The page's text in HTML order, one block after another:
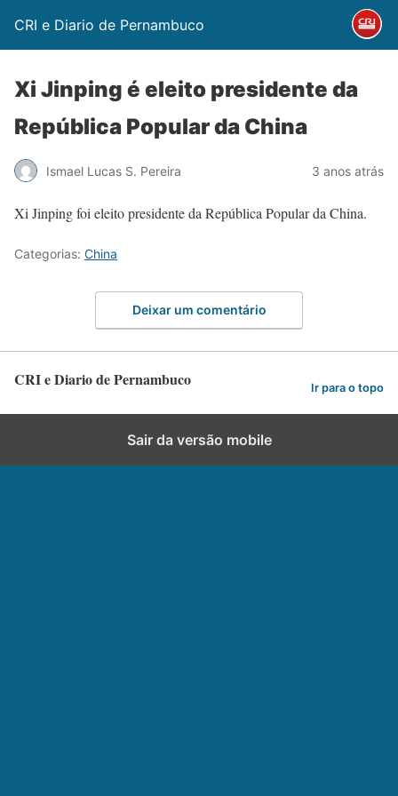
CRI e Diario de Pernambuco
Xi Jinping é eleito presidente da
República Popular da China
Ismael Lucas S. Pereira 3 anos atrás
Xi Jinping foi eleito presidente da República Popular da China.
Categorias: China
Deixar um comentário
CRI e Diario de Pernambuco Ir para o topo
Sair da versão mobile